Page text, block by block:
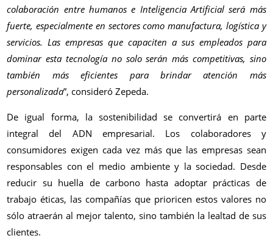
colaboración entre humanos e Inteligencia Artificial será más
fuerte, especialmente en sectores como manufactura, logística y
servicios. Las empresas que capaciten a sus empleados para
dominar esta tecnología no solo serán más competitivas, sino
también más eficientes para brindar atención más
personalizada”, consideró Zepeda.
De igual forma, la sostenibilidad se convertirá en parte
integral del ADN empresarial. Los colaboradores y
consumidores exigen cada vez más que las empresas sean
responsables con el medio ambiente y la sociedad. Desde
reducir su huella de carbono hasta adoptar prácticas de
trabajo éticas, las compañías que prioricen estos valores no
sólo atraerán al mejor talento, sino también la lealtad de sus
clientes.